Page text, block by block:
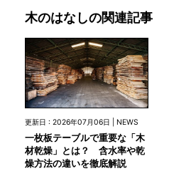
木のはなしの関連記事
更新日 : 2026年07月06日 | NEWS
一枚板テーブルで重要な「木
材乾燥」とは？ 含水率や乾
燥方法の違いを徹底解説